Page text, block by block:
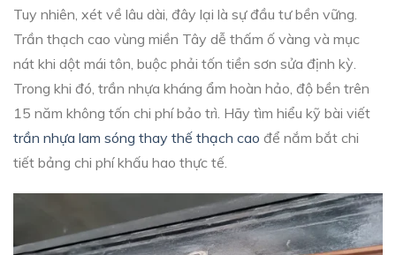
Tuy nhiên, xét về lâu dài, đây lại là sự đầu tư bền vững.
Trần thạch cao vùng miền Tây dễ thấm ố vàng và mục
nát khi dột mái tôn, buộc phải tốn tiền sơn sửa định kỳ.
Trong khi đó, trần nhựa kháng ẩm hoàn hảo, độ bền trên
15 năm không tốn chi phí bảo trì. Hãy tìm hiểu kỹ bài viết
trần nhựa lam sóng thay thế thạch cao để nắm bắt chi
tiết bảng chi phí khấu hao thực tế.